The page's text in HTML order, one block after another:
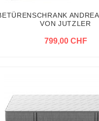
VON JUTZLER
799,00 CHF